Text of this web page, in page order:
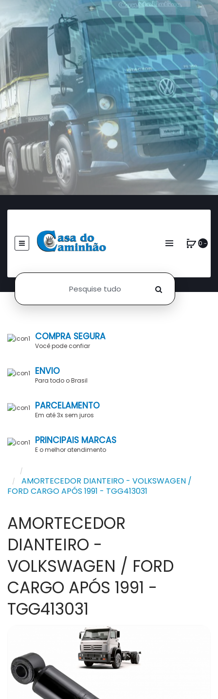
0 -
COMPRA SEGURA
Você pode confiar
ENVIO
Para todo o Brasil
PARCELAMENTO
Em até 3x sem juros
PRINCIPAIS MARCAS
E o melhor atendimento
AMORTECEDOR DIANTEIRO - VOLKSWAGEN /
FORD CARGO APÓS 1991 - TGG413031
AMORTECEDOR
DIANTEIRO -
VOLKSWAGEN / FORD
CARGO APÓS 1991 -
TGG413031